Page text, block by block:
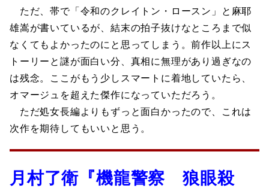
ただ、帯で「令和のクレイトン・ロースン」と麻耶
雄嵩が書いているが、結末の拍子抜けなところまで似
なくてもよかったのにと思ってしまう。前作以上にス
トーリーと謎が面白い分、真相に無理があり過ぎなの
は残念。ここがもう少しスマートに着地していたら、
オマージュを超えた傑作になっていただろう。
ただ処女長編よりもずっと面白かったので、これは
次作を期待してもいいと思う。
月村了衛『機龍警察 狼眼殺